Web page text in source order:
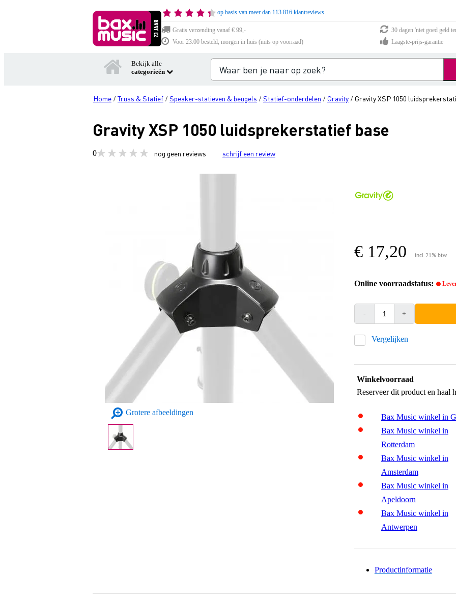
op basis van meer dan 113.816 klantreviews
Gratis verzending vanaf € 99,-
30 dagen 'niet goed geld
Voor 23:00 besteld, morgen in huis (mits op voorraad)
Laagste-prijs-garantie
Bekijk alle
categorieën
Home /Truss & Statief /Speaker-statieven & beugels /Statief-onderdelen / Gravity / Gravity XSP 1050
Gravity XSP 1050 luidsprekerstatief base
0 nog geen reviews schrijf een review
Grotere afbeeldingen
€ 17,20 incl. 21% btw
Online voorraadstatus:
- +
Vergelijken
Winkelvoorraad
Reserveer dit product en haal
Bax Music winkel in
Bax Music winkel in
Rotterdam
Bax Music winkel in
Amsterdam
Bax Music winkel in
Apeldoorn
Bax Music winkel in
Antwerpen
Productinformatie